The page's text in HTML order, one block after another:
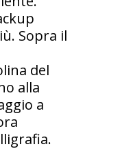
Sopra il
del
alla
a